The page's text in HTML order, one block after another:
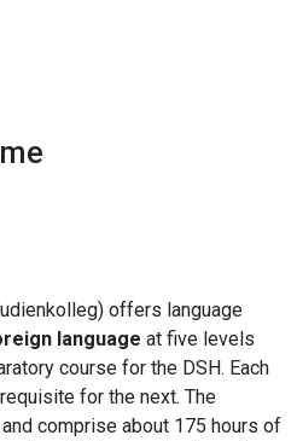
offers language
language at five levels
course for the DSH. Each
for the next. The
comprise about 175 hours of